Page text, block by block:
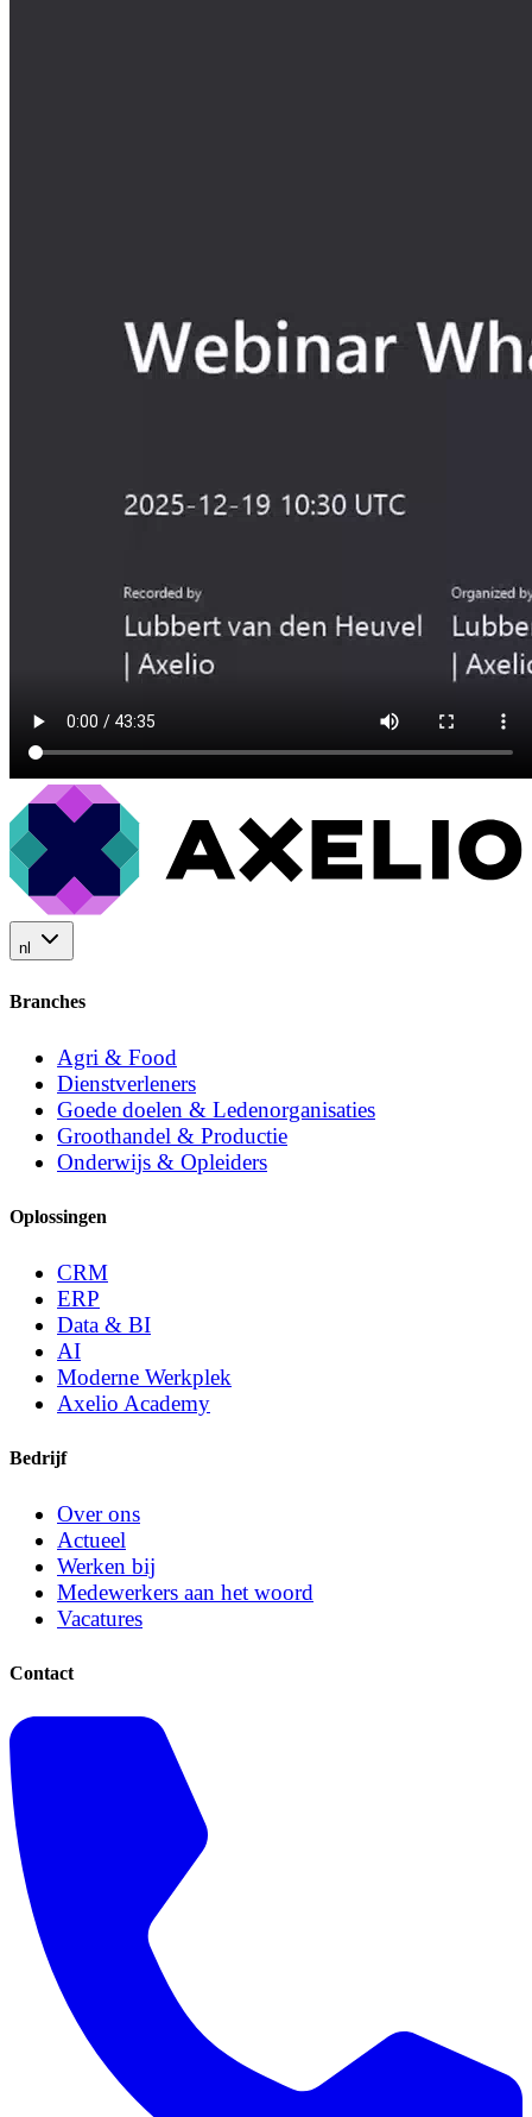
nl
Branches
Agri & Food
Dienstverleners
Goede doelen & Ledenorganisaties
Groothandel & Productie
Onderwijs & Opleiders
Oplossingen
CRM
ERP
Data & BI
AI
Moderne Werkplek
Axelio Academy
Bedrijf
Over ons
Actueel
Werken bij
Medewerkers aan het woord
Vacatures
Contact